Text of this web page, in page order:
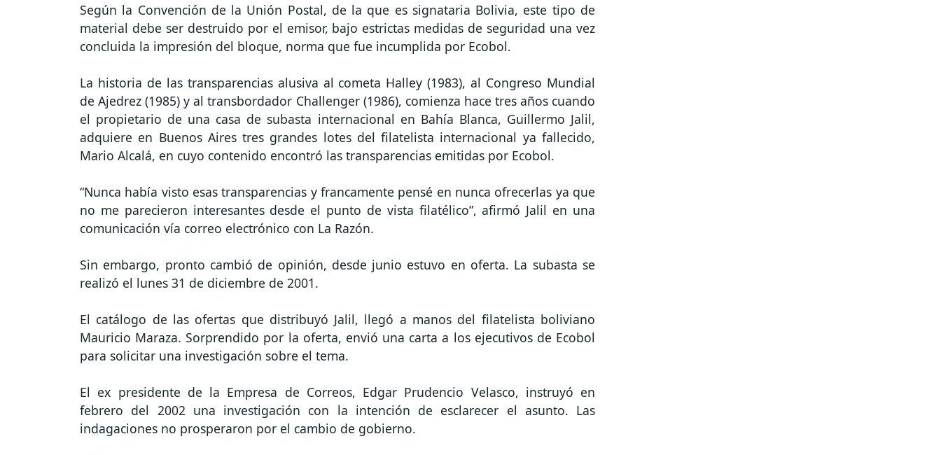
Según la Convención de la Unión Postal, de la que es signataria Bolivia, este tipo de
material debe ser destruido por el emisor, bajo estrictas medidas de seguridad una vez
concluida la impresión del bloque, norma que fue incumplida por Ecobol.
La historia de las transparencias alusiva al cometa Halley (1983), al Congreso Mundial
de Ajedrez (1985) y al transbordador Challenger (1986), comienza hace tres años cuando
el propietario de una casa de subasta internacional en Bahía Blanca, Guillermo Jalil,
adquiere en Buenos Aires tres grandes lotes del filatelista internacional ya fallecido,
Mario Alcalá, en cuyo contenido encontró las transparencias emitidas por Ecobol.
“Nunca había visto esas transparencias y francamente pensé en nunca ofrecerlas ya que
no me parecieron interesantes desde el punto de vista filatélico”, afirmó Jalil en una
comunicación vía correo electrónico con La Razón.
Sin embargo, pronto cambió de opinión, desde junio estuvo en oferta. La subasta se
realizó el lunes 31 de diciembre de 2001.
El catálogo de las ofertas que distribuyó Jalil, llegó a manos del filatelista boliviano
Mauricio Maraza. Sorprendido por la oferta, envió una carta a los ejecutivos de Ecobol
para solicitar una investigación sobre el tema.
El ex presidente de la Empresa de Correos, Edgar Prudencio Velasco, instruyó en
febrero del 2002 una investigación con la intención de esclarecer el asunto. Las
indagaciones no prosperaron por el cambio de gobierno.